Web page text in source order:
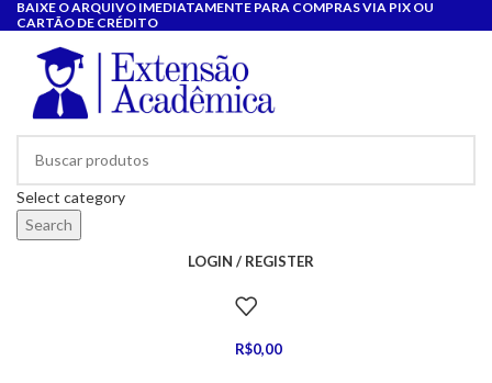
BAIXE O ARQUIVO IMEDIATAMENTE PARA COMPRAS VIA PIX OU
CARTÃO DE CRÉDITO
Select category
Search
LOGIN / REGISTER
R$0,00